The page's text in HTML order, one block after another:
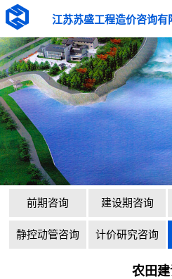
江苏苏盛工程造价咨询有
前期咨询 建设期咨询
静控动管咨询 计价研究咨询
农田